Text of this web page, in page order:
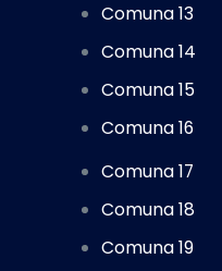
Comuna 13
Comuna 14
Comuna 15
Comuna 16
Comuna 17
Comuna 18
Comuna 19